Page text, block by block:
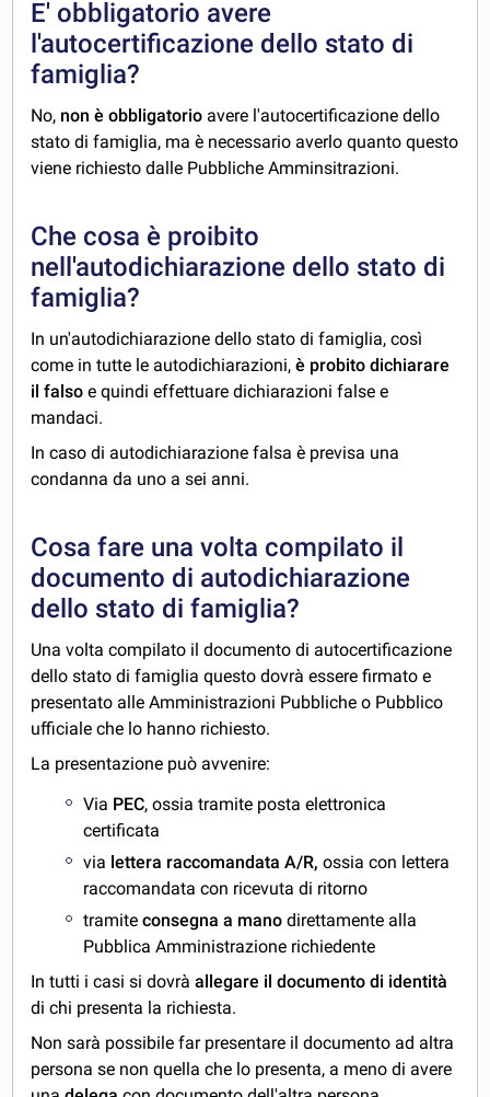
E' obbligatorio avere
l'autocertificazione dello stato di
famiglia?
No, non è obbligatorio avere l'autocertificazione dello
stato di famiglia, ma è necessario averlo quanto questo
viene richiesto dalle Pubbliche Amminsitrazioni.
Che cosa è proibito
nell'autodichiarazione dello stato di
famiglia?
In un'autodichiarazione dello stato di famiglia, così
come in tutte le autodichiarazioni, è probito dichiarare
il falsoe quindi effettuare dichiarazioni false e
mandaci.
In caso di autodichiarazione falsa è previsa una
condanna da uno a sei anni.
Cosa fare una volta compilato il
documento di autodichiarazione
dello stato di famiglia?
Una volta compilato il documento di autocertificazione
dello stato di famiglia questo dovrà essere firmato e
presentato alle Amministrazioni Pubbliche o Pubblico
ufficiale che lo hanno richiesto.
La presentazione può avvenire:
Via PEC, ossia tramite posta elettronica
certificata
via lettera raccomandata A/R, ossia con lettera
raccomandata con ricevuta di ritorno
tramiteconsegna a manodirettamente alla
Pubblica Amministrazione richiedente
In tutti i casi si dovràallegare il documento di identità
di chi presenta la richiesta.
Non sarà possibile far presentare il documento ad altra
persona se non quella che lo presenta, a meno di avere